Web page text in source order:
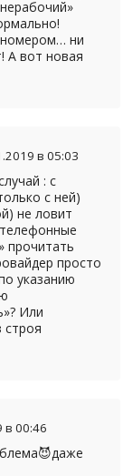
ни
А вот новая
в 05:03
: с
с ней)
не ловит
прочитать
просто
указанию
Или
строя
в 00:46